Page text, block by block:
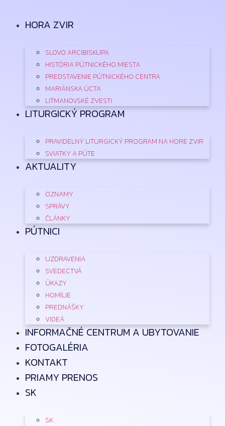
obsah
HORA ZVIR
SLOVO ARCIBISKUPA
HISTÓRIA PÚTNICKÉHO MIESTA
PREDSTAVENIE PÚTNICKÉHO CENTRA
MARIÁNSKA ÚCTA
LITMANOVSKÉ ZVESTI
LITURGICKÝ PROGRAM
PRAVIDELNÝ LITURGICKÝ PROGRAM NA HORE ZVIR
SVIATKY A PÚTE
AKTUALITY
OZNAMY
SPRÁVY
ČLÁNKY
PÚTNICI
UZDRAVENIA
SVEDECTVÁ
ÚKAZY
HOMÍLIE
PREDNÁŠKY
VIDEÁ
INFORMAČNÉ CENTRUM A UBYTOVANIE
FOTOGALÉRIA
KONTAKT
PRIAMY PRENOS
SK
SK